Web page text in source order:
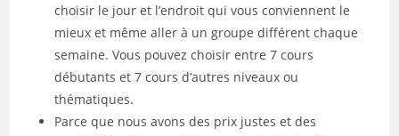
choisir le jour et l’endroit qui vous conviennent le
mieux et même aller à un groupe différent chaque
semaine. Vous pouvez choisir entre 7 cours
débutants et 7 cours d’autres niveaux ou
thématiques.
Parce que nous avons des prix justes et des